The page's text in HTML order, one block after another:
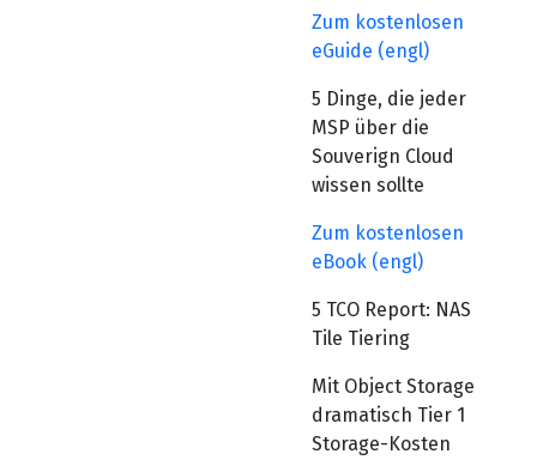
Zum kostenlosen
eGuide (engl)
5 Dinge, die jeder
MSP über die
Souverign Cloud
wissen sollte
Zum kostenlosen
eBook (engl)
5 TCO Report: NAS
Tile Tiering
Mit Object Storage
dramatisch Tier 1
Storage-Kosten